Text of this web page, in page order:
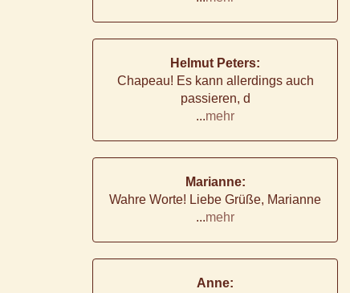
Helmut Peters:
Chapeau! Es kann allerdings auch
passieren, d
...mehr
Marianne:
Wahre Worte! Liebe Grüße, Marianne
...mehr
Anne: